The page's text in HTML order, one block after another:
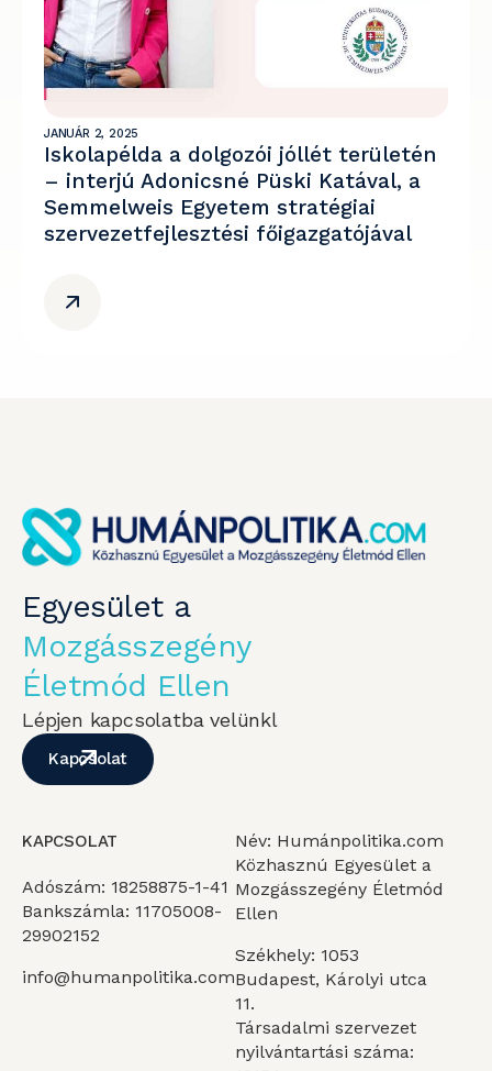
JANUÁR 2, 2025
Iskolapélda a dolgozói jóllét területén
– interjú Adonicsné Püski Katával, a
Semmelweis Egyetem stratégiai
szervezetfejlesztési főigazgatójával
Egyesület a
Mozgásszegény
Életmód Ellen
Lépjen kapcsolatba velünkl
Kapcsolat
KAPCSOLAT
Adószám: 18258875-1-41
Bankszámla: 11705008-
29902152
info@humanpolitika.com
Név: Humánpolitika.com
Közhasznú Egyesület a
Mozgásszegény Életmód
Ellen
Székhely: 1053
Budapest, Károlyi utca
11.
Társadalmi szervezet
nyilvántartási száma: